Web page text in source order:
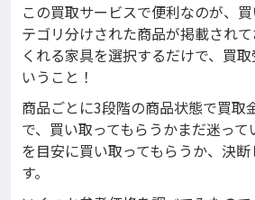
この買取サービスで便利なのが、
テゴリ分けされた商品が掲載され
くれる家具を選択するだけで、買
いうこと！
商品ごとに3段階の商品状態で買取
で、買い取ってもらうかまだ迷っ
を目安に買い取ってもらうか、決
す。